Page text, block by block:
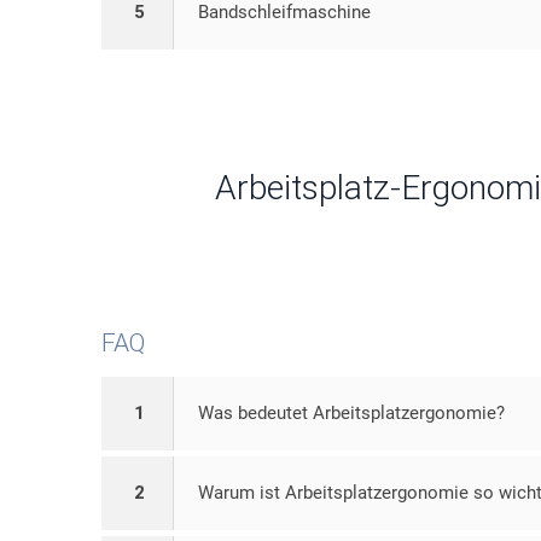
5 Bandschleifmaschine
Arbeitsplatz-
FAQ
1 Was bedeutet Arbeitsplatzergonomie?
2 Warum ist Arbeitsplatzergonomie so